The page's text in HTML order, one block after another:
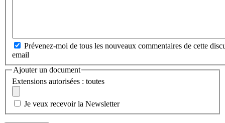
Prévenez-moi de tous les nouveaux commentaires de cette
email
Ajouter un document
Extensions autorisées : toutes
Je veux recevoir la Newsletter